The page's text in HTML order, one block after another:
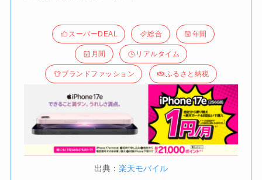
スーパーDEAL 総合 年間
月間 リアルタイム
ブランドファッション ふるさと納税
出典： 楽天モバイル